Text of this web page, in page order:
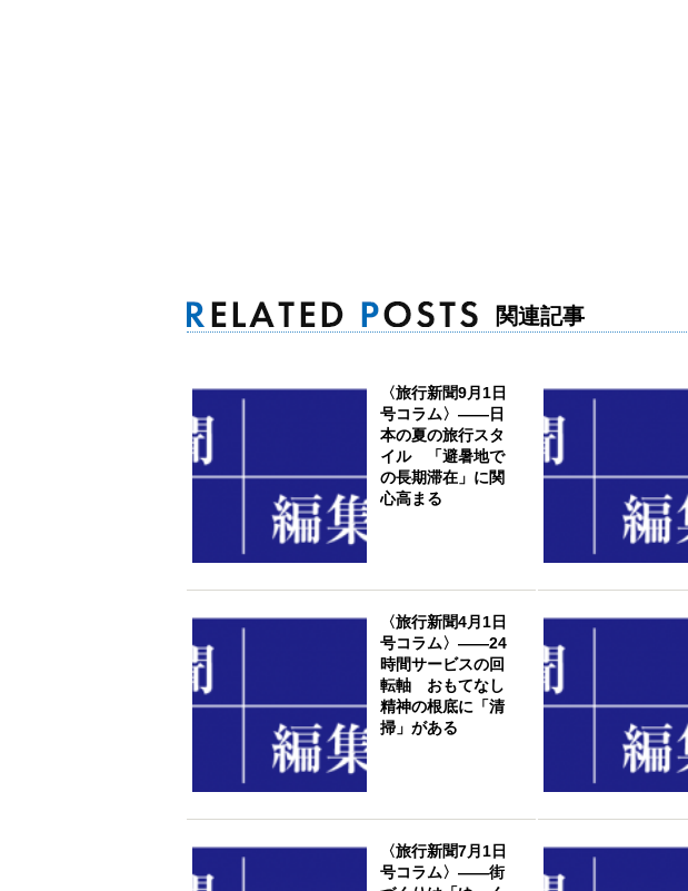
関連記事
〈旅行新聞9月1日
号コラム〉――日
本の夏の旅行スタ
イル 「避暑地で
の長期滞在」に関
心高まる
〈旅行新聞4月1日
号コラム〉――24
時間サービスの回
転軸 おもてなし
精神の根底に「清
掃」がある
〈旅行新聞7月1日
号コラム〉――街